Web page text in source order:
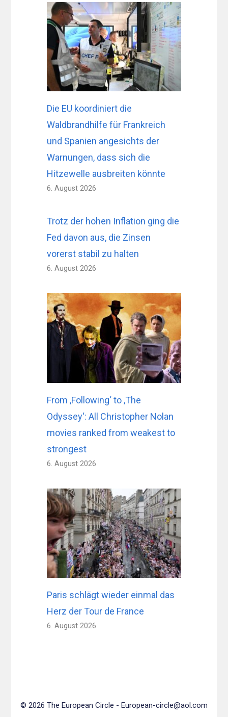
Die EU koordiniert die
Waldbrandhilfe für Frankreich
und Spanien angesichts der
Warnungen, dass sich die
Hitzewelle ausbreiten könnte
6. August 2026
Trotz der hohen Inflation ging die
Fed davon aus, die Zinsen
vorerst stabil zu halten
6. August 2026
From ‚Following‘ to ‚The
Odyssey‘: All Christopher Nolan
movies ranked from weakest to
strongest
6. August 2026
Paris schlägt wieder einmal das
Herz der Tour de France
6. August 2026
© 2026 The European Circle - European-circle@aol.com